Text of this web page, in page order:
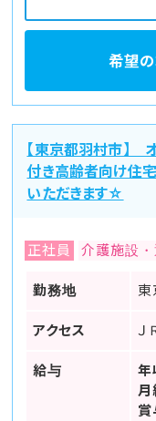
希望
【東京都羽村市】
付き高齢者向け住
いただきます☆
正社員 介護施設
勤務地 東
アクセス Ｊ
給与
年
月